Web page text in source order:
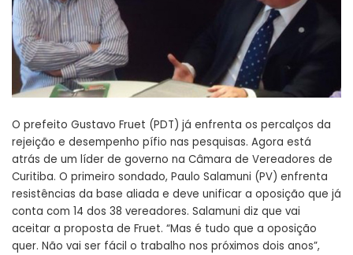
O prefeito Gustavo Fruet (PDT) já enfrenta os percalços da
rejeição e desempenho pífio nas pesquisas. Agora está
atrás de um líder de governo na Câmara de Vereadores de
Curitiba. O primeiro sondado, Paulo Salamuni (PV) enfrenta
resistências da base aliada e deve unificar a oposição que já
conta com 14 dos 38 vereadores. Salamuni diz que vai
aceitar a proposta de Fruet. “Mas é tudo que a oposição
quer. Não vai ser fácil o trabalho nos próximos dois anos”,